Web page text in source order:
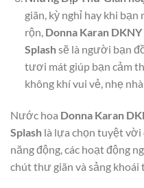
giãn, kỳ nghỉ hay khi
rộn, Donna Karan
Splashsẽ là người bạn
tươi mát giúp bạn cảm
không khí vui vẻ, nhẹ
Nước hoa Donna Karan
Splash là lựa chọn tuyệt vời
năng động, các hoạt động
chút thư giãn và sảng khoái